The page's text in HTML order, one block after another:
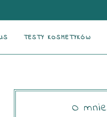
TESTY KOSMETYKÓW
O mnie